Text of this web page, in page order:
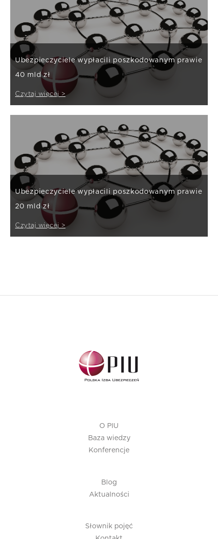
Ubezpieczyciele wypłacili poszkodowanym prawie
40 mld zł
Czytaj więcej >
Ubezpieczyciele wypłacili poszkodowanym prawie
20 mld zł
Czytaj więcej >
O PIU
Baza wiedzy
Konferencje
Blog
Aktualności
Słownik pojęć